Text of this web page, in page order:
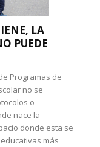
LA
PUEDE
Programas de
no se
o
nace la
donde esta se
más